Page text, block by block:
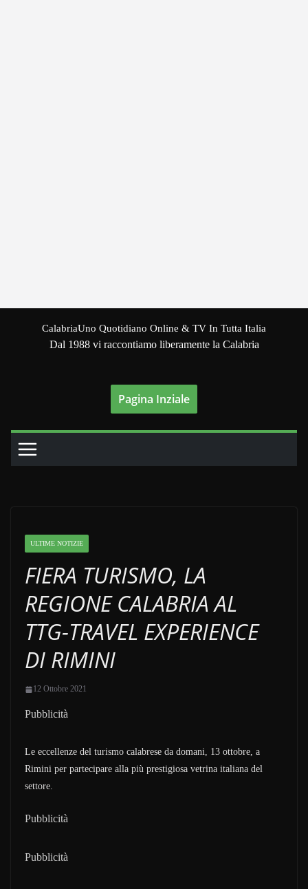
CalabriaUno Quotidiano Online & TV In Tutta Italia
Dal 1988 vi raccontiamo liberamente la Calabria
Pagina Inziale
ULTIME NOTIZIE
FIERA TURISMO, LA
REGIONE CALABRIA AL
TTG-TRAVEL EXPERIENCE
DI RIMINI
12 Ottobre 2021
Pubblicità
Le eccellenze del turismo calabrese da domani, 13 ottobre, a
Rimini per partecipare alla più prestigiosa vetrina italiana del
settore.
Pubblicità
Pubblicità